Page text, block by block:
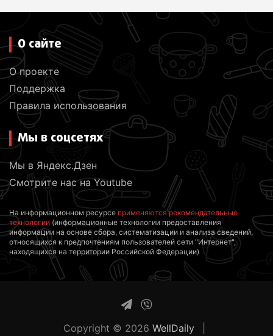
О сайте
О проекте
Поддержка
Правила использования
Мы в соцсетях
Мы в Яндекс.Дзен
Смотрите нас на Youtube
На информационном ресурсе применяются рекомендательные
технологии (информационные технологии предоставления
информации на основе сбора, систематизации и анализа сведений,
относящихся к предпочтениям пользователей сети "Интернет",
находящихся на территории Российской Федерации)
Copyright © 2026 WellDaily